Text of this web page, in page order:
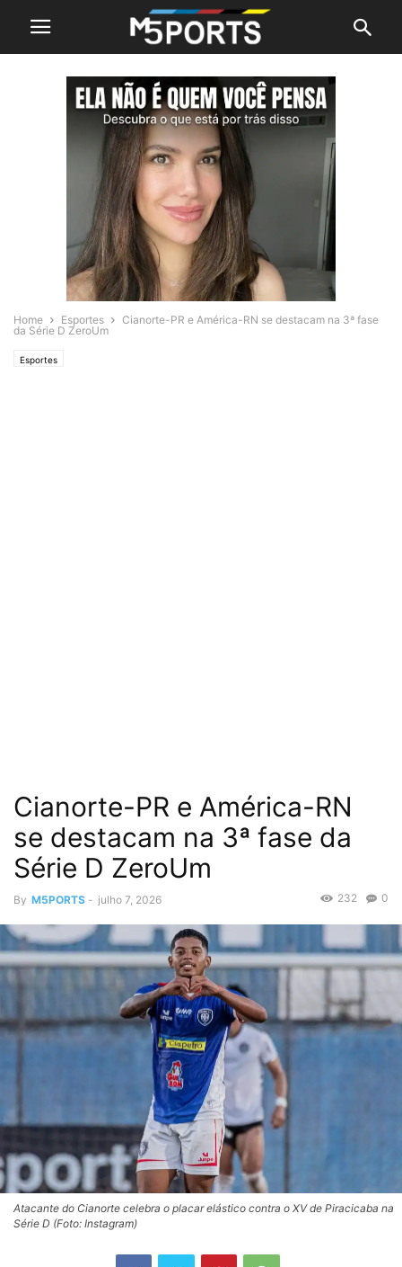
Home Esportes
Cianorte-PR e América-RN se destacam na 3ª fase
da Série D ZeroUm
Esportes
Cianorte-PR e América-RN
se destacam na 3ª fase da
Série D ZeroUm
By M5PORTS - julho 7, 2026 0
232
Atacante do Cianorte celebra o placar elástico contra o XV de Piracicaba na
Série D (Foto: Instagram)